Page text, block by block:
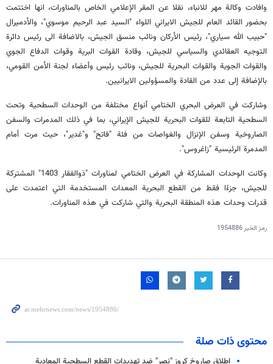
وافادت وكالة مهر للانباء، نقلا عن المقر الإعلامي الخاص بالمناورات، انها اختتمت
بحضور القائد العام للجيش الايراني اللواء "السيد عبد الرحيم موسوي"، والأدميرال
"حبيب الله سياري"، رئيس الأركان ونائب منسق الجيش، بالاضافة الى رئيس دائرة
التوجيه العقائدي والسياسي للجيش، وقادة القوات البرية وقوات الدفاع الجوي
والقوات الجوية والقوات البحرية للجيش، ونائب رئيس وأعضاء لجنة الأمن القومي،
بالإضافة إلى عدد من القادة والمسؤولين الايرانيين.
وشاركت في العرض البحري الختامي أنواع مختلفة من الوحدات السطحية وتحت
السطحية التابعة للقوات البحرية للجيش الإيراني، بما في ذلك المدمرات والسفن
الصاروخية وسفن الإنزال والغواصات من فئة "فاتح" و"غدير"، حيث مرت أمام
المدمرة الرئيسية "زاغروس".
وكانت الوحدات المشاركة في العرض الختامي لمناورات "ذوالفقار 1403" المشتركة
للجيش، جزءًا فقط من القطع البحرية المعدات المستخدمة التي اعتمدت على
قدرات وحدات هذه المنطقة البحرية والتي شاركت في هذه المناورات.
رمز الخبر1954886
محتوى ذات صلة